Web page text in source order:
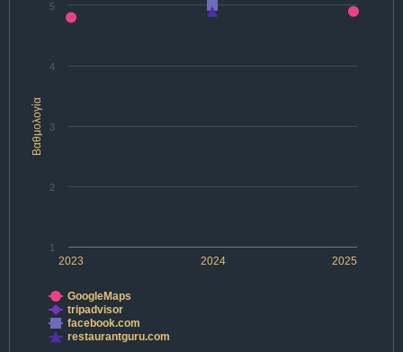
Βαθμολογία
2023 2024 2025
1
2
3
4
5
GoogleMaps
tripadvisor
facebook.com
restaurantguru.com